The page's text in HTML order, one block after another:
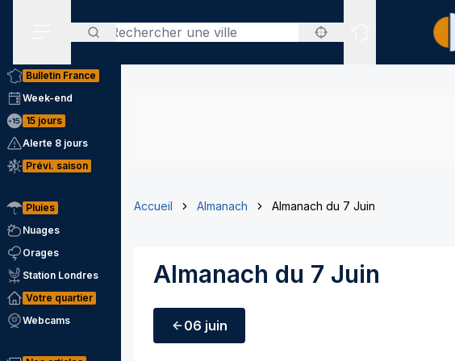
Rechercher
Sites expertisés
Bulletin France
Week-end
15 jours
Alerte 8 jours
Prévi. saison
Pluies
Nuages
Orages
Station Londres
Votre quartier
Webcams
Accueil Almanach Almanach du 7 Juin
Almanach du 7 Juin
06 juin